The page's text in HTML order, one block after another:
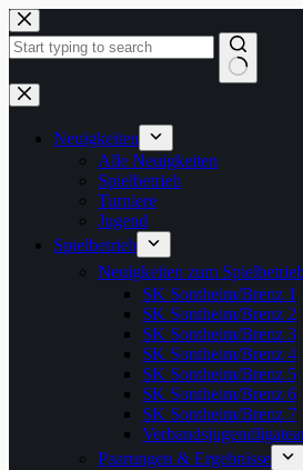
Zum
Inhalt
springen
Keine
Ergebnisse
Neuigkeiten
Alle Neuigkeiten
Spielbetrieb
Turniere
Jugend
Spielbetrieb
Neuigkeiten zum
SK Sontheim/Brenz 1
SK Sontheim/Brenz 2
SK Sontheim/Brenz 3
SK Sontheim/Brenz 4
SK Sontheim/Brenz 5
SK Sontheim/Brenz 6
SK Sontheim/Brenz 7
Paarungen & Ergebnisse